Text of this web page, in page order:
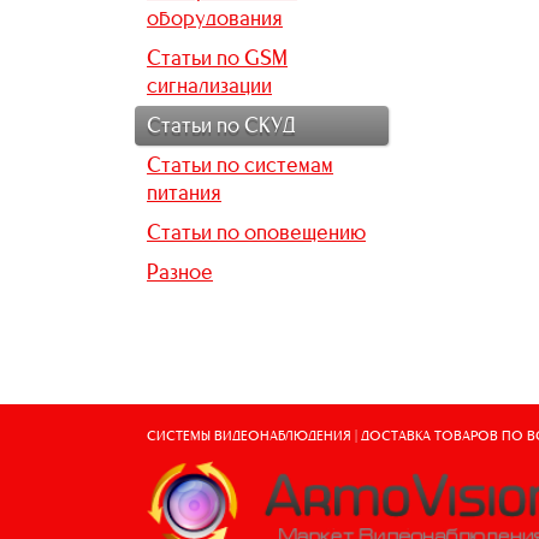
оборудования
Статьи по GSM
сигнализации
Статьи по СКУД
Статьи по системам
питания
Статьи по оповещению
Разное
СИСТЕМЫ ВИДЕОНАБЛЮДЕНИЯ | ДОСТАВКА ТОВАРОВ ПО